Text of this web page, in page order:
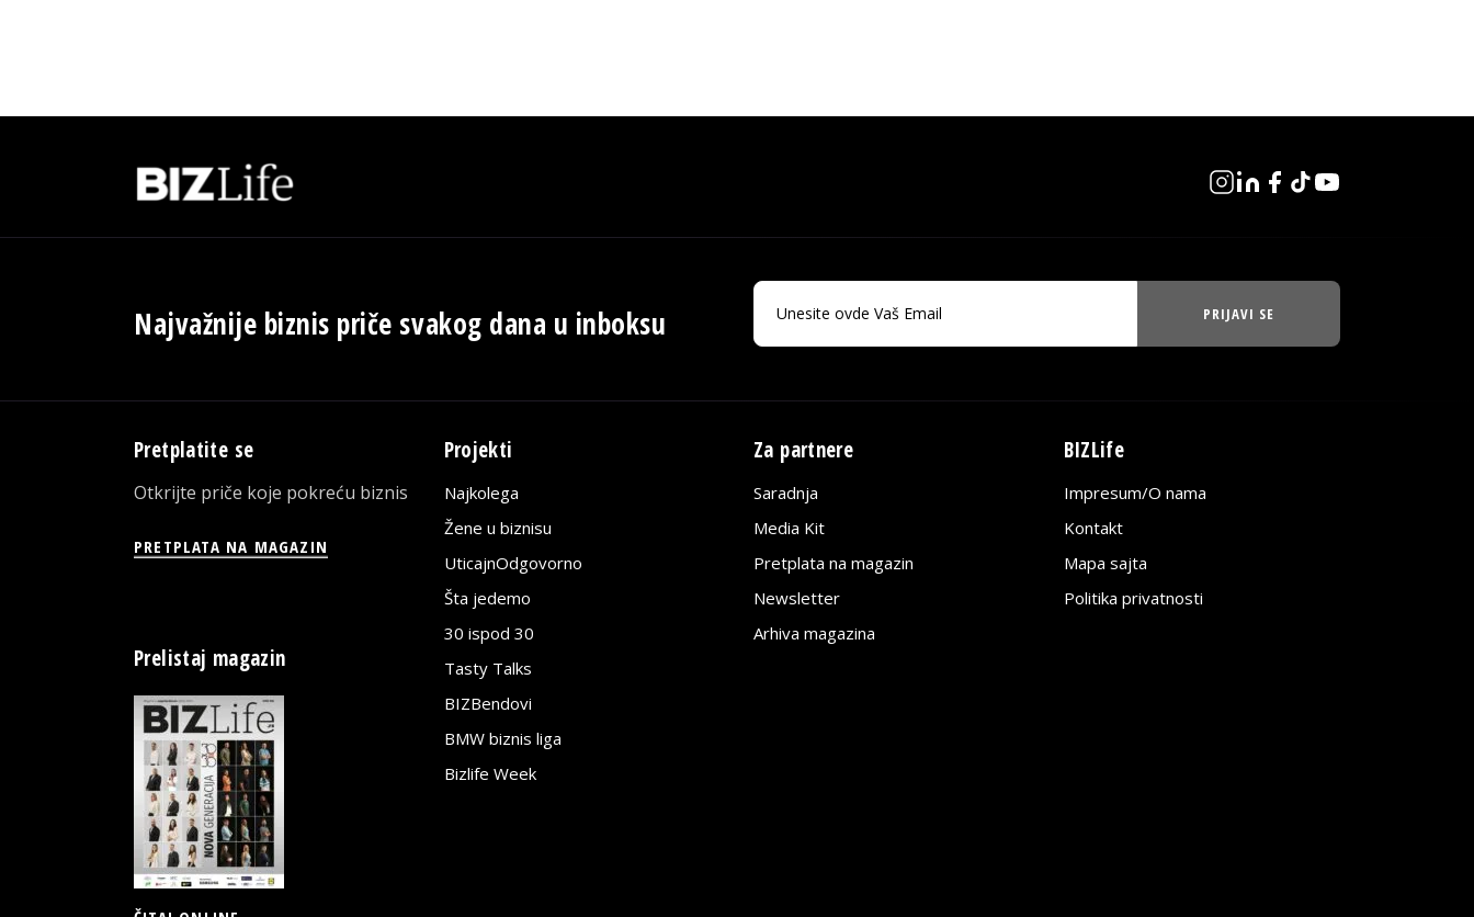
Najvažnije biznis priče svakog dana u inboksu PRIJAVI SE
Pretplatite se
Otkrijte priče koje pokreću biznis
PRETPLATA NA MAGAZIN
Prelistaj magazin
Projekti
Najkolega
Žene u biznisu
UticajnOdgovorno
Šta jedemo
30 ispod 30
Tasty Talks
BIZBendovi
BMW biznis liga
Bizlife Week
Za partnere
Saradnja
Media Kit
Pretplata na magazin
Newsletter
Arhiva magazina
BIZLife
Impresum/O nama
Kontakt
Mapa sajta
Politika privatnosti